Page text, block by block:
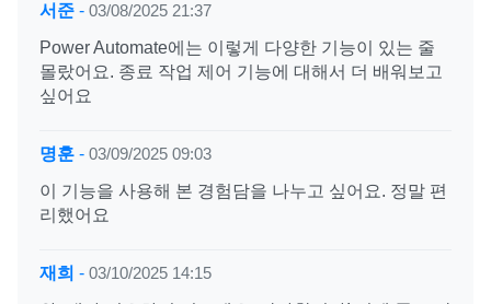
서준 - 03/08/2025 21:37
Power Automate에는 이렇게 다양한 기능이 있는 줄
몰랐어요. 종료 작업 제어 기능에 대해서 더 배워보고
싶어요
명훈 - 03/09/2025 09:03
이 기능을 사용해 본 경험담을 나누고 싶어요. 정말 편
리했어요
재희 - 03/10/2025 14:15